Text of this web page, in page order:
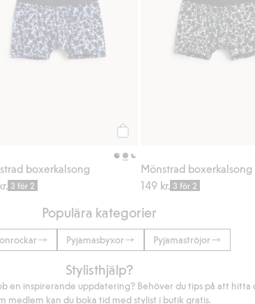
boxerkalsong
3 för 2
Mönstrad boxerkalsong
149 kr. 3 för 2
Populära kategorier
Pyjamasbyxor Pyjamaströjor
Stylisthjälp?
en inspirerande uppdatering? Behöver du tips på att hitta
medlem kan du boka tid med stylist i butik gratis.